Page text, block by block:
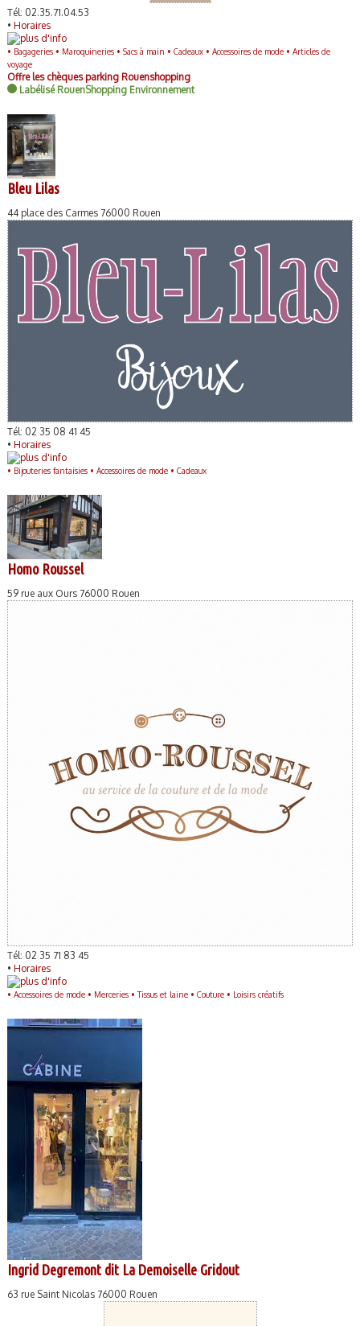
Tél: 02.35.71.04.53
• Horaires
• Bagageries • Maroquineries • Sacs à main • Cadeaux • Accessoires de mode • Articles de
voyage
Offre les chèques parking Rouenshopping
Labélisé RouenShopping Environnement
Bleu Lilas
44 place des Carmes 76000 Rouen
Tél: 02 35 08 41 45
• Horaires
• Bijouteries fantaisies • Accessoires de mode • Cadeaux
Homo Roussel
59 rue aux Ours 76000 Rouen
Tél: 02 35 71 83 45
• Horaires
• Accessoires de mode • Merceries •Tissus et laine • Couture • Loisirs créatifs
Ingrid Degremont dit La Demoiselle Gridout
63 rue Saint Nicolas 76000 Rouen